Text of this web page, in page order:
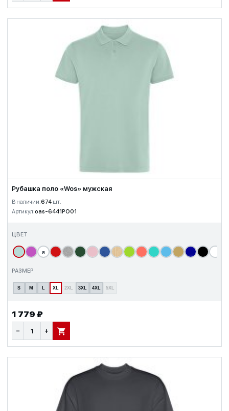
Рубашка поло «Wos» мужская
В наличии:674 шт.
Артикул:oas-6441PO01
ЦВЕТ
я
РАЗМЕР
S M L XL 2XL 3XL 4XL 5XL
1 779 ₽
− + В КОРЗИНУ